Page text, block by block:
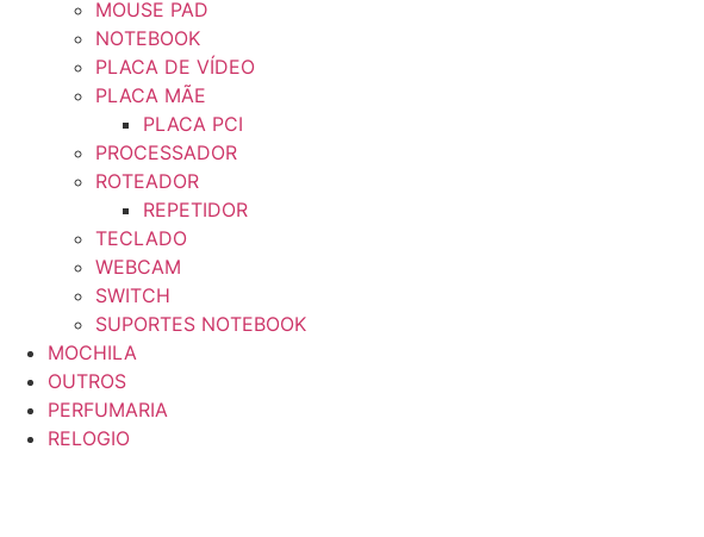
MOUSE PAD
NOTEBOOK
PLACA DE VÍDEO
PLACA MÃE
PLACA PCI
PROCESSADOR
ROTEADOR
REPETIDOR
TECLADO
WEBCAM
SWITCH
SUPORTES NOTEBOOK
MOCHILA
OUTROS
PERFUMARIA
RELOGIO